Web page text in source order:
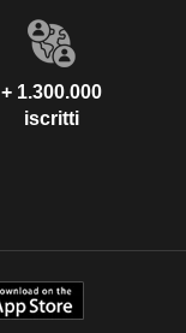
+ 1.300.000
iscritti